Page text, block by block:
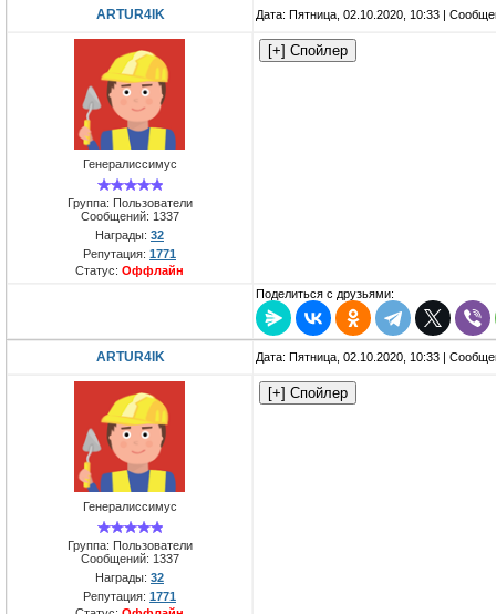
ARTUR4IK Дата: Пятница, 02.10.2020, 10:33 |
Генералиссимус
Группа: Пользователи
Сообщений: 1337
Награды: 32
Репутация: 1771
Статус: Оффлайн
Поделиться с друзьями:
ARTUR4IK Дата: Пятница, 02.10.2020, 10:33 |
Генералиссимус
Группа: Пользователи
Сообщений: 1337
Награды: 32
Репутация: 1771